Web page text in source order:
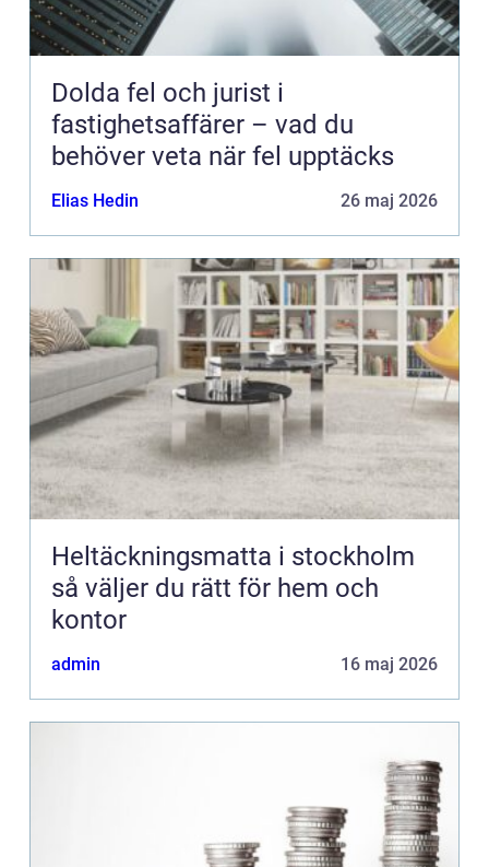
Dolda fel och jurist i
fastighetsaffärer – vad du
behöver veta när fel upptäcks
Elias Hedin 26 maj 2026
Heltäckningsmatta i stockholm
så väljer du rätt för hem och
kontor
admin 16 maj 2026